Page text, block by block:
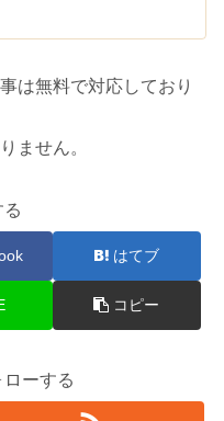
は無料で対応しており
ません。
る
はてブ
コピー
ーする